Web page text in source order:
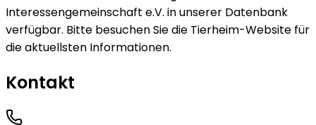
Interessengemeinschaft e.V. in unserer Datenbank
verfügbar. Bitte besuchen Sie die Tierheim-Website für
die aktuellsten Informationen.
Kontakt